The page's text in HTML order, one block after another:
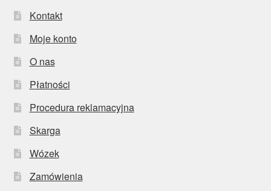
Kontakt
Moje konto
O nas
Płatności
Procedura reklamacyjna
Skarga
Wózek
Zamówienia